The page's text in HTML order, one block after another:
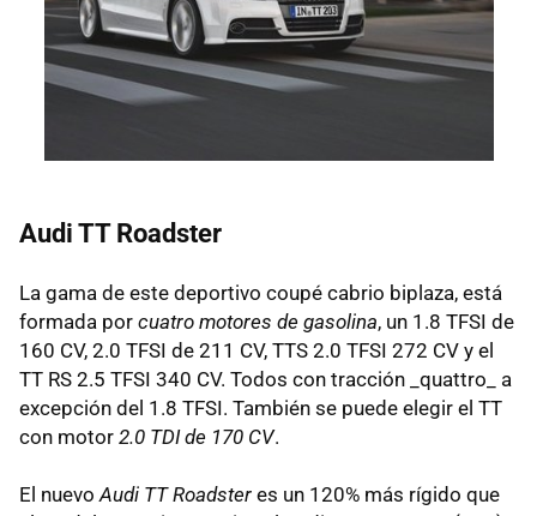
Audi TT Roadster
La gama de este deportivo coupé cabrio biplaza, está
formada por cuatro motores de gasolina, un 1.8 TFSI de
160 CV, 2.0 TFSI de 211 CV, TTS 2.0 TFSI 272 CV y el
TT RS 2.5 TFSI 340 CV. Todos con tracción _quattro_ a
excepción del 1.8 TFSI. También se puede elegir el TT
con motor 2.0 TDI de 170 CV.
El nuevo Audi TT Roadster es un 120% más rígido que